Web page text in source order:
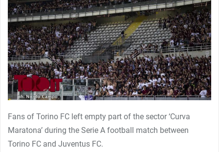
Fans of Torino FC left empty part of the sector ‘Curva
Maratona’ during the Serie A football match between
Torino FC and Juventus FC.